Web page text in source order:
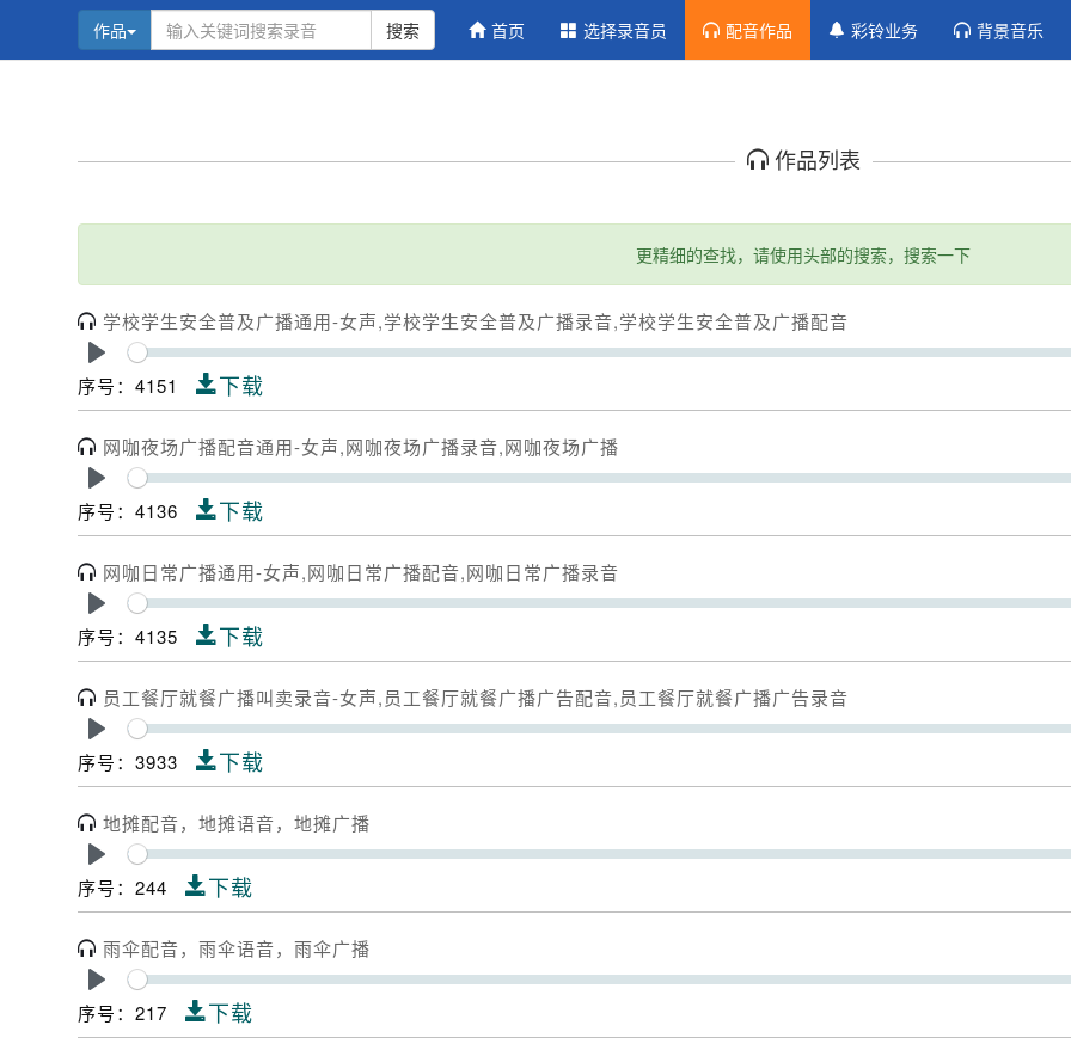
作品 搜索 首页 选择录音员 配音作品 彩铃业务 背景音乐
作品列表
更精细的查找，请使用头部的搜索，搜索一下
学校学生安全普及广播通用-女声,学校学生安全普及广播录音,学校学生安全普及广播配音
Seek
序号：4151 下载
网咖夜场广播配音通用-女声,网咖夜场广播录音,网咖夜场广播
Seek
序号：4136 下载
网咖日常广播通用-女声,网咖日常广播配音,网咖日常广播录音
Seek
序号：4135 下载
员工餐厅就餐广播叫卖录音-女声,员工餐厅就餐广播广告配音,员工餐厅就餐广播广告录音
Seek
序号：3933 下载
地摊配音，地摊语音，地摊广播
Seek
序号：244 下载
雨伞配音，雨伞语音，雨伞广播
Seek
序号：217 下载